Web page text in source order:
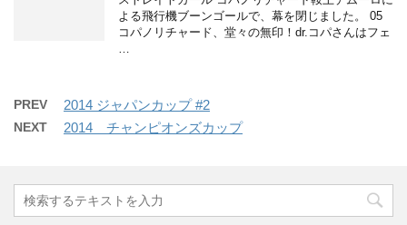
よる飛行機ブーンゴールで、幕を閉じました。 05
コパノリチャード、堂々の無印！dr.コパさんはフェ
PREV 2014 ジャパンカップ #2
NEXT 2014 チャンピオンズカップ